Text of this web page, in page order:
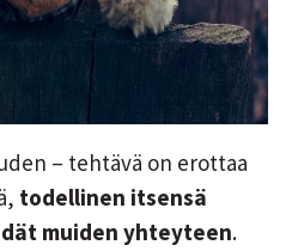
– tehtävä on erottaa
todellinen itsensä
muiden yhteyteen.